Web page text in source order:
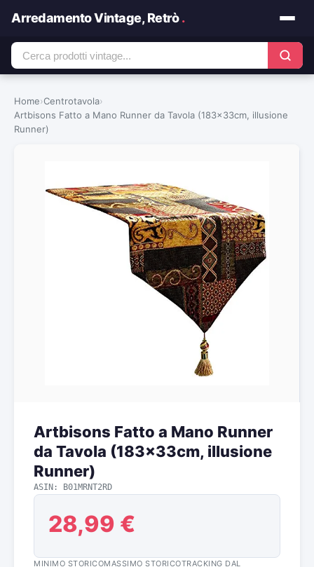
Arredamento Vintage, Retrò.
Home›Centrotavola›
Artbisons Fatto a Mano Runner da Tavola (183x33cm, illusione
Runner)
Artbisons Fatto a Mano Runner
da Tavola (183x33cm, illusione
Runner)
ASIN: B01MRNT2RD
28,99 €
MINIMO STORICOMASSIMO STORICOTRACKING DAL